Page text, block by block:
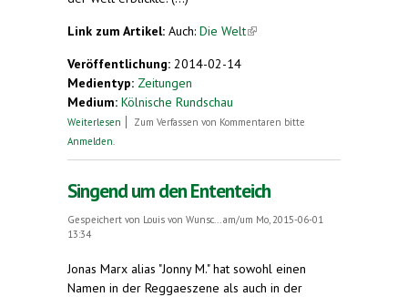
Link zum Artikel: Auch: Die Welt(link is external)
Veröffentlichung: 2014-02-14
Medientyp: Zeitungen
Medium: Kölnische Rundschau
Weiterlesen über Ein haariges Neujährchen
Zum Verfassen von Kommentaren bitte
Anmelden
Singend um den Ententeich
Gespeichert von Louis von Wunsc...
am/um Mo, 2015-06-01
13:34
Jonas Marx alias "Jonny M." hat sowohl einen
Namen in der Reggaeszene als auch in der